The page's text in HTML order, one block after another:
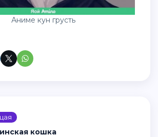
Аниме кун грусть
кошка